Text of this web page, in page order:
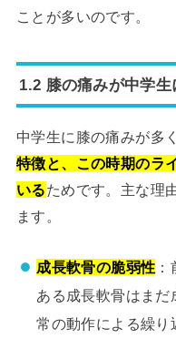
ことが多いのです。
1.2 膝の痛みが中学生
中学生に膝の痛みが多
特徴と、この時期のラ
いるためです。主な理
ます。
成長軟骨の脆弱性
ある成長軟骨はまだ
常の動作による繰り